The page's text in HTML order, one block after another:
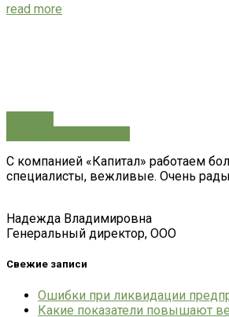
read more
С компанией «Капитал» работаем
специалисты, вежливые. Очень
Надежда Владимировна
Генеральный директор, ООО
Свежие записи
Ошибки при ликвидации
Какие показатели повышают